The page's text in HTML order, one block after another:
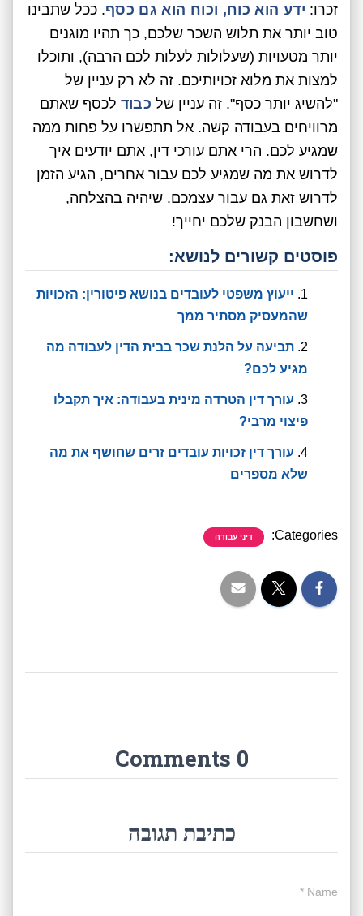
זכרו: ידע הוא כוח, וכוח הוא גם כסף. ככל שתבינו
טוב יותר את תלוש השכר שלכם, כך תהיו מוגנים
יותר מטעויות (שעלולות לעלות לכם הרבה), ותוכלו
למצות את מלוא זכויותיכם. זה לא רק עניין של
"להשיג יותר כסף". זה עניין של כבוד לכסף שאתם
מרוויחים בעבודה קשה. אל תתפשרו על פחות ממה
שמגיע לכם. הרי אתם עורכי דין, אתם יודעים איך
לדרוש את מה שמגיע לכם עבור אחרים, הגיע הזמן
לדרוש זאת גם עבור עצמכם. שיהיה בהצלחה,
ושחשבון הבנק שלכם יחייך!
פוסטים קשורים לנושא:
ייעוץ משפטי לעובדים בנושא פיטורין: הזכויות
שהמעסיק מסתיר ממך
תביעה על הלנת שכר בבית הדין לעבודה מה
מגיע לכם?
עורך דין הטרדה מינית בעבודה: איך תקבלו
פיצוי מרבי?
עורך דין זכויות עובדים זרים שחושף את מה
שלא מספרים
Categories: דיני עבודה
0 Comments
כתיבת תגובה
Name
*